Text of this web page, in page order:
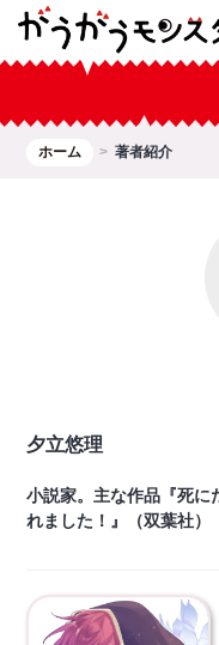
ホーム 著者紹介
夕立悠理
小説家。主な作品『死に
れました！』（双葉社）